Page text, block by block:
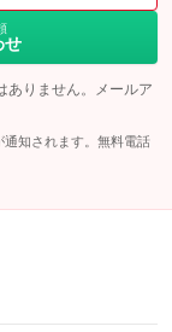
せ
ありません。メールア
知されます。無料電話